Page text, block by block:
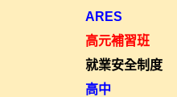
ARES
高元補習班
就業安全制度
高中